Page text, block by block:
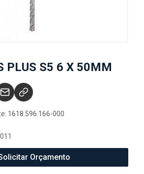
PLUS S5 6 X 50MM
1618.596.166-000
Orçamento